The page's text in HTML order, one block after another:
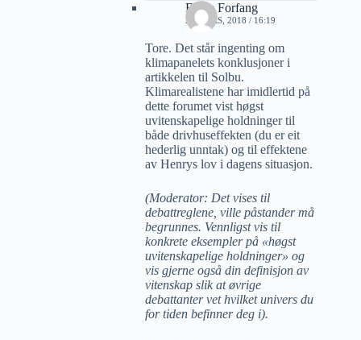
Folke Forfang
21 MARS, 2018 / 16:19
Tore. Det står ingenting om
klimapanelets konklusjoner i
artikkelen til Solbu.
Klimarealistene har imidlertid på
dette forumet vist høgst
uvitenskapelige holdninger til
både drivhuseffekten (du er eit
hederlig unntak) og til effektene
av Henrys lov i dagens situasjon.
(Moderator: Det vises til
debattreglene, ville påstander må
begrunnes. Vennligst vis til
konkrete eksempler på «høgst
uvitenskapelige holdninger» og
vis gjerne også din definisjon av
vitenskap slik at øvrige
debattanter vet hvilket univers du
for tiden befinner deg i).